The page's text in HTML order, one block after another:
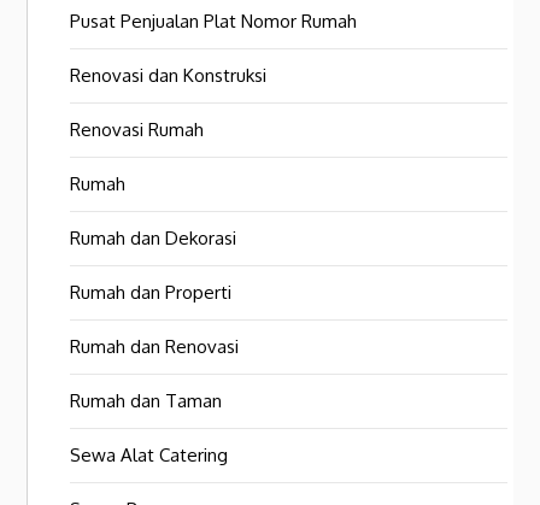
Pusat Penjualan Plat Nomor Rumah
Renovasi dan Konstruksi
Renovasi Rumah
Rumah
Rumah dan Dekorasi
Rumah dan Properti
Rumah dan Renovasi
Rumah dan Taman
Sewa Alat Catering